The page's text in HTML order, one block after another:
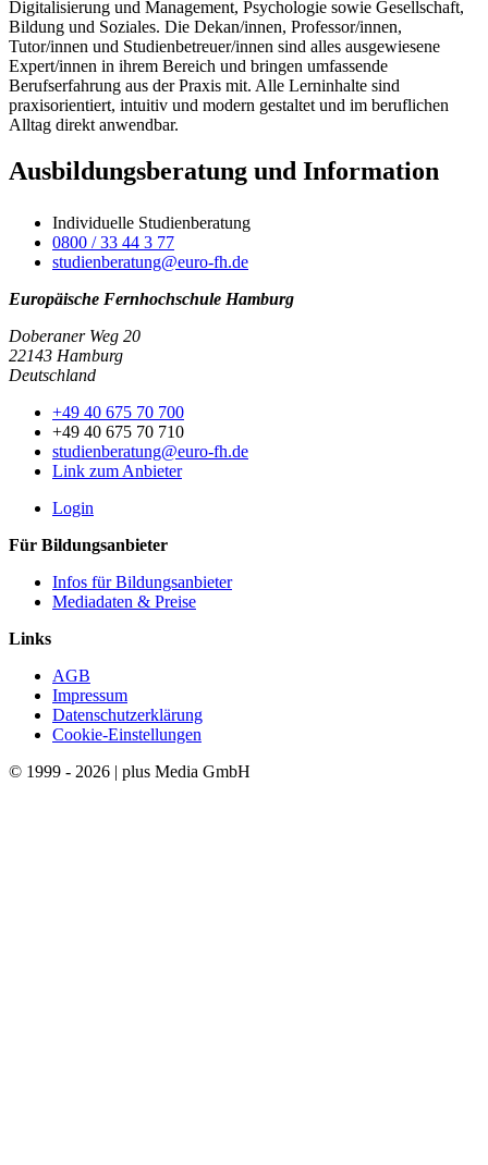
Digitalisierung und Management, Psychologie sowie Gesellschaft,
Bildung und Soziales. Die Dekan/innen, Professor/innen,
Tutor/innen und Studienbetreuer/innen sind alles ausgewiesene
Expert/innen in ihrem Bereich und bringen umfassende
Berufserfahrung aus der Praxis mit. Alle Lerninhalte sind
praxisorientiert, intuitiv und modern gestaltet und im beruflichen
Alltag direkt anwendbar.
Ausbildungsberatung und Information
Individuelle Studienberatung
0800 / 33 44 3 77
studienberatung@euro-fh.de
Europäische Fernhochschule Hamburg
Doberaner Weg 20
22143 Hamburg
Deutschland
+49 40 675 70 700
+49 40 675 70 710
studienberatung@euro-fh.de
Link zum Anbieter
Login
Für Bildungsanbieter
Infos für Bildungsanbieter
Mediadaten & Preise
Links
AGB
Impressum
Datenschutzerklärung
Cookie-Einstellungen
© 1999 - 2026 | plus Media GmbH